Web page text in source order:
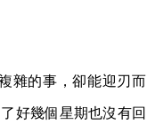
雜的事，卻能迎刃而
好幾個星期也沒有回